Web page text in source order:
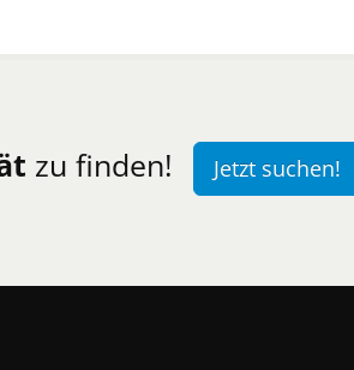
zu finden! Jetzt suchen!